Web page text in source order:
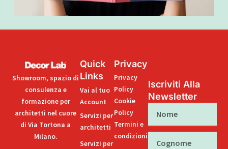
Showroom, spazio di
consulenza e
formazione per
architetti nel cuore
di Via Tortona a
Milano.
Quick
Links
Vai al tuo
Account
Servizi per
architetti
Servizi per
Privacy
Privacy
Policy
Cookie
Policy
Termini e
condizioni
Iscriviti Alla
Newsletter